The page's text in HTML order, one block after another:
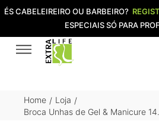
ÉS CABELEIREIRO OU BARBEIRO?
ESPECIAIS SÓ PARA
Home / Loja /
Broca Unhas de Gel & Manicure